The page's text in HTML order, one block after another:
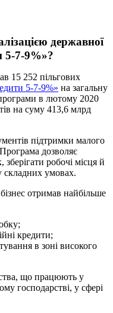
державної
5-7-9%»?
15 252 пільгових
5-7-9%» на загальну
в лютому 2020
на суму 413,6 млрд
підтримки малого
дозволяє
робочі місця й
складних умовах.
отримав найбільше
кредити;
в зоні високого
що працюють у
господарстві, у сфері